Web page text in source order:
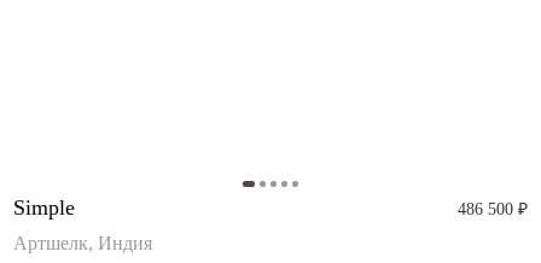
Simple 486 500 ₽
Артшелк, Индия